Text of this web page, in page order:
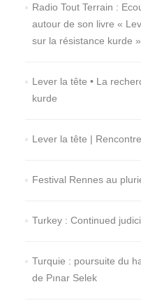
Radio Tout Terrain :
autour de son livre «
sur la résistance kurde »
Lever la tête • La
kurde
Lever la tête |
Festival Rennes au
Turkey : Continued
Turquie : poursuite du
de Pınar Selek